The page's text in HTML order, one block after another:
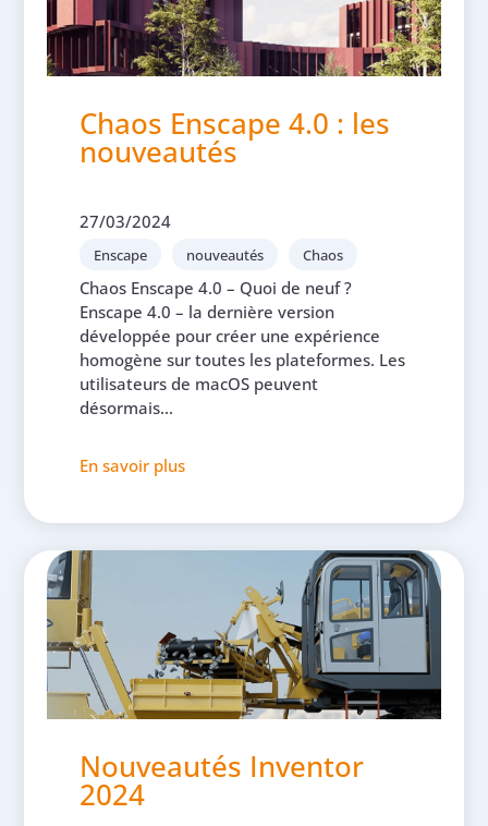
Chaos Enscape 4.0 : les
nouveautés
27/03/2024
Enscape nouveautés Chaos
Chaos Enscape 4.0 – Quoi de neuf ?
Enscape 4.0 – la dernière version
développée pour créer une expérience
homogène sur toutes les plateformes. Les
utilisateurs de macOS peuvent
désormais...
En savoir plus
Nouveautés Inventor
2024